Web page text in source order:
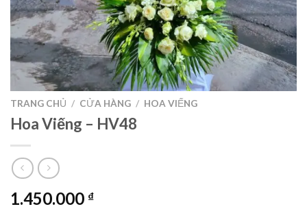
TRANG CHỦ / CỬA HÀNG / HOA VIẾNG
Hoa Viếng – HV48
1.450.000 ₫